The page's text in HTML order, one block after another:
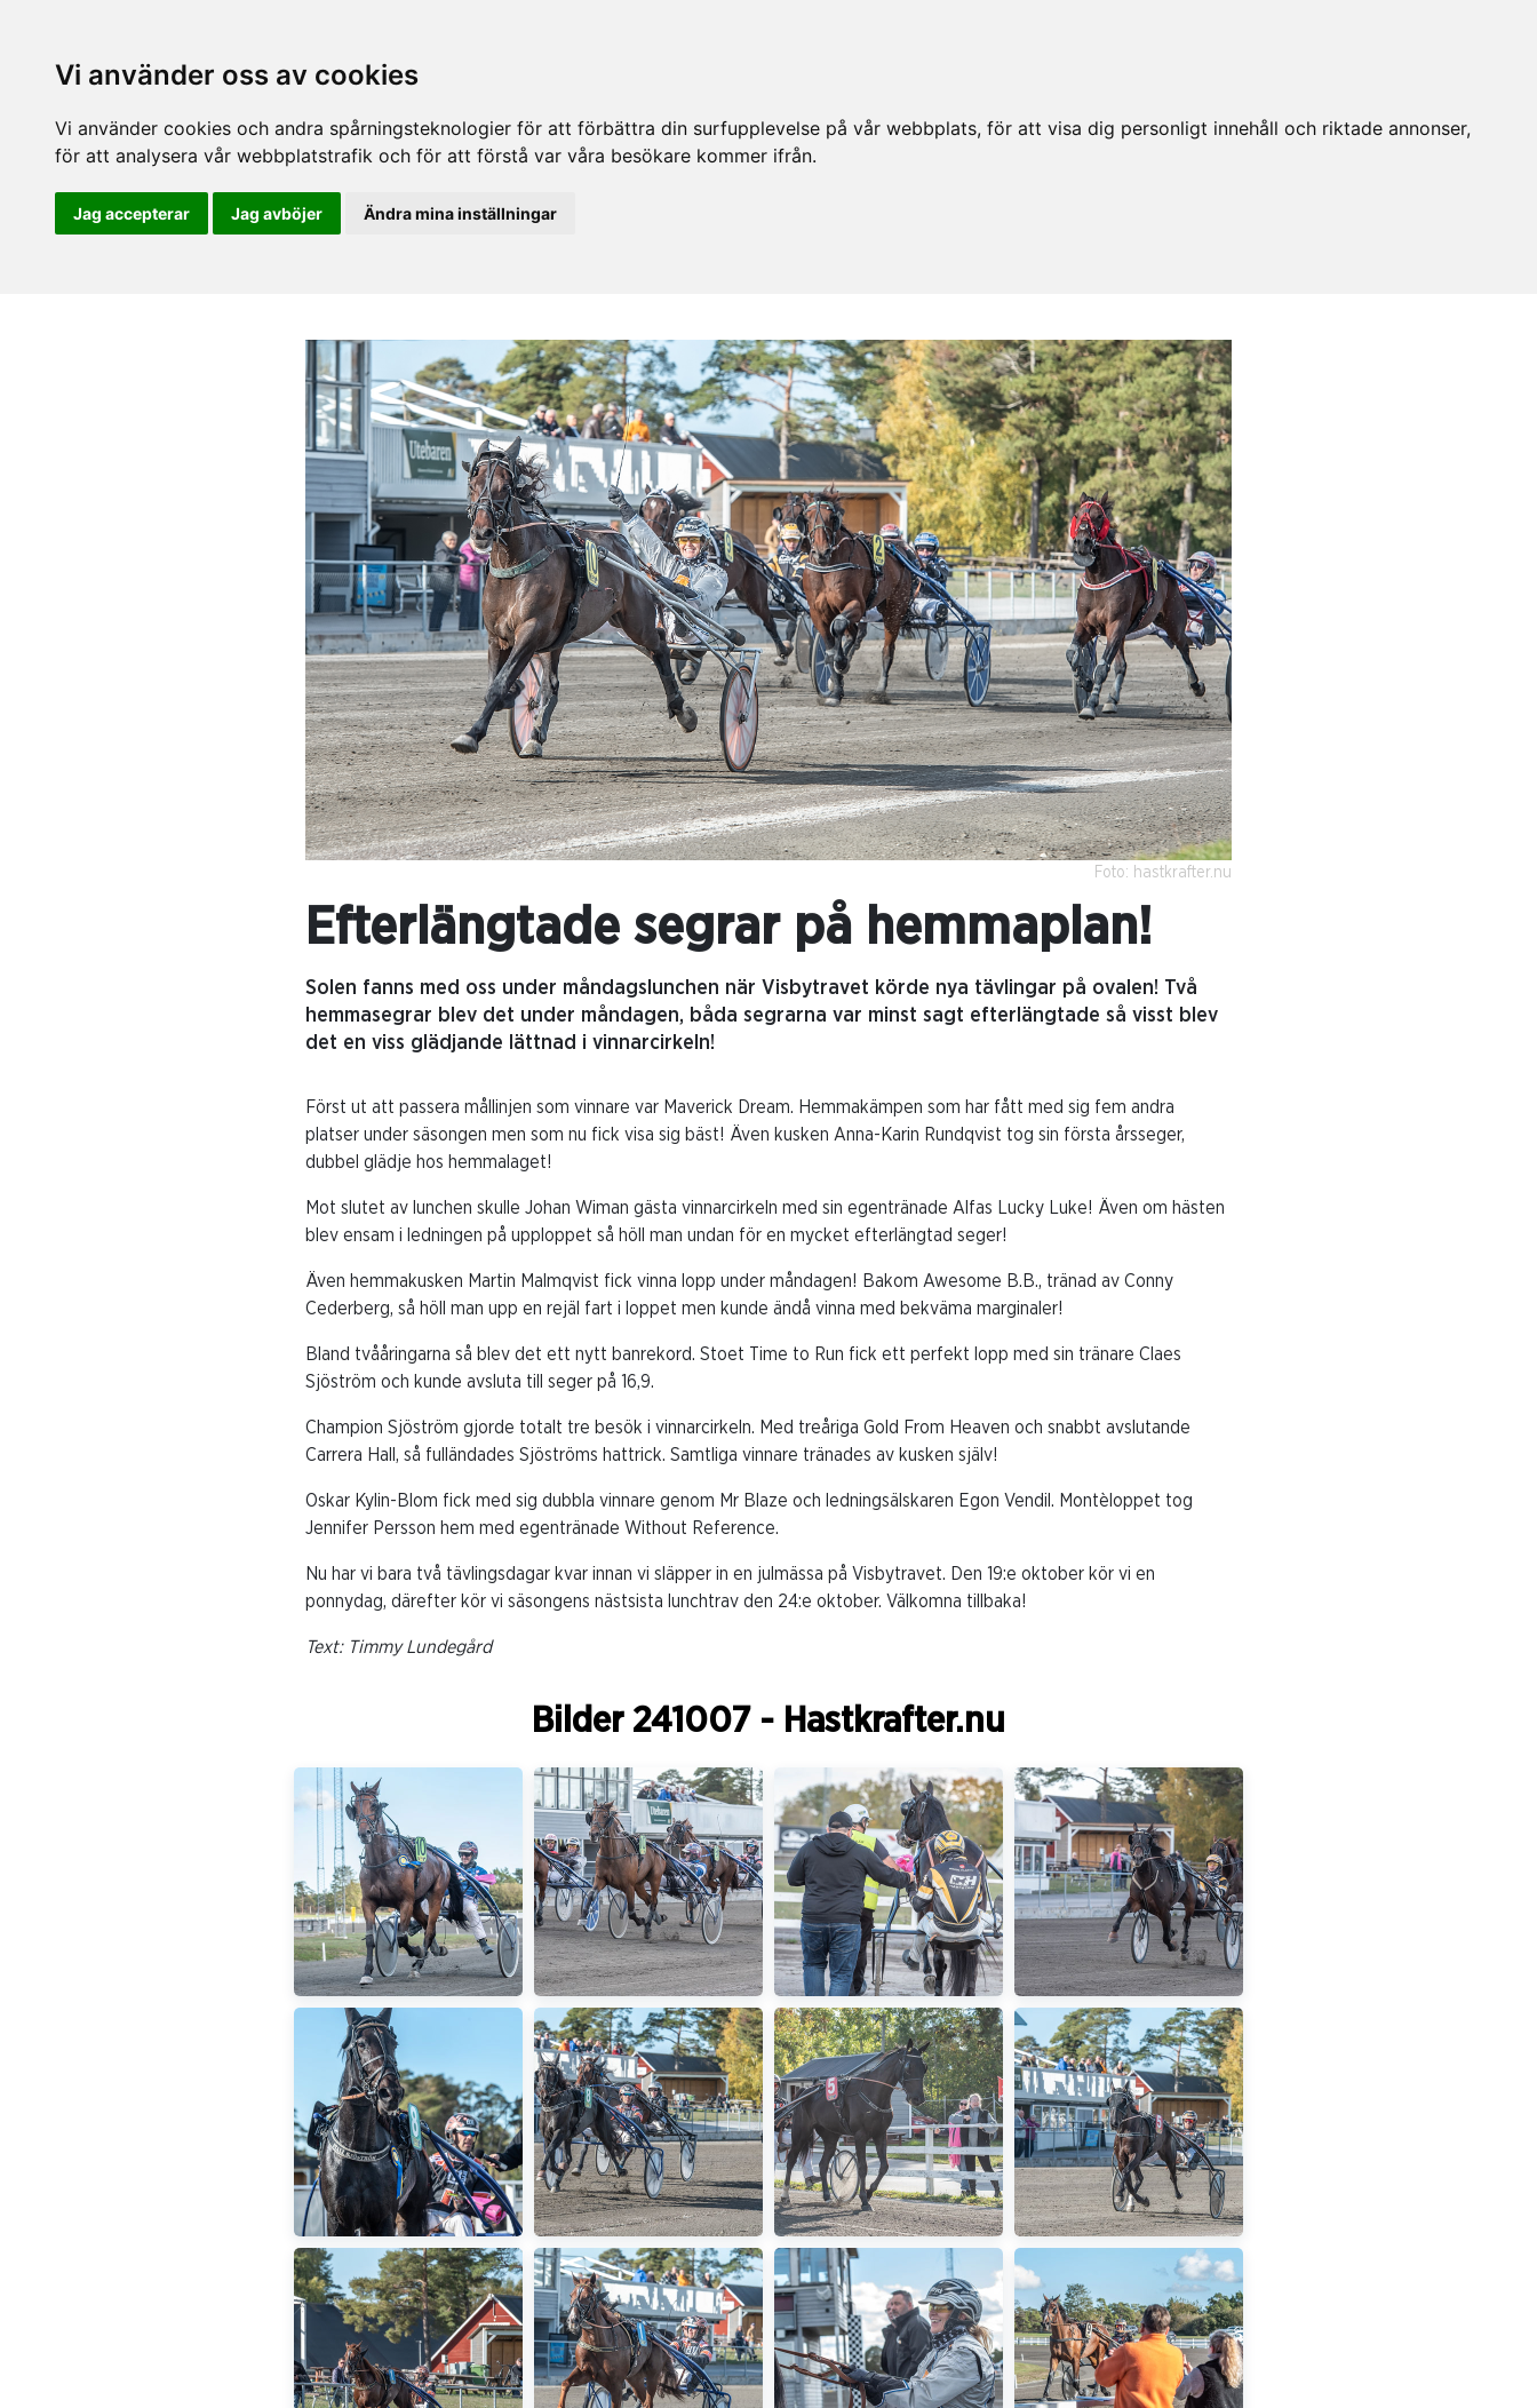
Vi använder oss av cookies
Vi använder cookies och andra spårningsteknologier för att förbättra din surfupplevelse på vår webbplats, för att visa dig personligt innehåll och riktade annonser,
för att analysera vår webbplatstrafik och för att förstå var våra besökare kommer ifrån.
Jag accepterar Jag avböjer Ändra mina inställningar
Foto: hastkrafter.nu
Efterlängtade segrar på hemmaplan!
Solen fanns med oss under måndagslunchen när Visbytravet körde nya tävlingar på ovalen! Två
hemmasegrar blev det under måndagen, båda segrarna var minst sagt efterlängtade så visst blev
det en viss glädjande lättnad i vinnarcirkeln!
Först ut att passera mållinjen som vinnare var Maverick Dream. Hemmakämpen som har fått med sig fem andra
platser under säsongen men som nu fick visa sig bäst! Även kusken Anna-Karin Rundqvist tog sin första årsseger,
dubbel glädje hos hemmalaget!
Mot slutet av lunchen skulle Johan Wiman gästa vinnarcirkeln med sin egentränade Alfas Lucky Luke! Även om hästen
blev ensam i ledningen på upploppet så höll man undan för en mycket efterlängtad seger!
Även hemmakusken Martin Malmqvist fick vinna lopp under måndagen! Bakom Awesome B.B., tränad av Conny
Cederberg, så höll man upp en rejäl fart i loppet men kunde ändå vinna med bekväma marginaler!
Bland tvååringarna så blev det ett nytt banrekord. Stoet Time to Run fick ett perfekt lopp med sin tränare Claes
Sjöström och kunde avsluta till seger på 16,9.
Champion Sjöström gjorde totalt tre besök i vinnarcirkeln. Med treåriga Gold From Heaven och snabbt avslutande
Carrera Hall, så fulländades Sjöströms hattrick. Samtliga vinnare tränades av kusken själv!
Oskar Kylin-Blom fick med sig dubbla vinnare genom Mr Blaze och ledningsälskaren Egon Vendil. Montèloppet tog
Jennifer Persson hem med egentränade Without Reference.
Nu har vi bara två tävlingsdagar kvar innan vi släpper in en julmässa på Visbytravet. Den 19:e oktober kör vi en
ponnydag, därefter kör vi säsongens nästsista lunchtrav den 24:e oktober. Välkomna tillbaka!
Text: Timmy Lundegård
Bilder 241007 - Hastkrafter.nu